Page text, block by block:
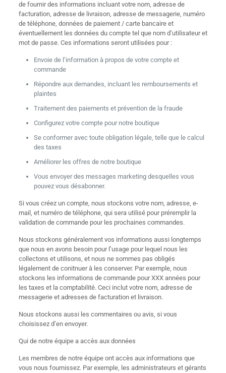
de fournir des informations incluant votre nom, adresse de
facturation, adresse de livraison, adresse de messagerie, numéro
de téléphone, données de paiement / carte bancaire et
éventuellement les données du compte tel que nom d’utilisateur et
mot de passe. Ces informations seront utilisées pour :
Envoie de l’information à propos de votre compte et
commande
Répondre aux demandes, incluant les remboursements et
plaintes
Traitement des paiements et prévention de la fraude
Configurez votre compte pour notre boutique
Se conformer avec toute obligation légale, telle que le calcul
des taxes
Améliorer les offres de notre boutique
Vous envoyer des messages marketing desquelles vous
pouvez vous désabonner.
Si vous créez un compte, nous stockons votre nom, adresse, e-
mail, et numéro de téléphone, qui sera utilisé pour préremplir la
validation de commande pour les prochaines commandes.
Nous stockons généralement vos informations aussi longtemps
que nous en avons besoin pour l’usage pour lequel nous les
collectons et utilisons, et nous ne sommes pas obligés
légalement de conitnuer à les conserver. Par exemple, nous
stockons les informations de commande pour XXX années pour
les taxes et la comptabilité. Ceci inclut votre nom, adresse de
messagerie et adresses de facturation et livraison.
Nous stockons aussi les commentaires ou avis, si vous
choisissez d’en envoyer.
Qui de notre équipe a accès aux données
Les membres de notre équipe ont accès aux informations que
vous nous fournissez. Par exemple, les administrateurs et gérants